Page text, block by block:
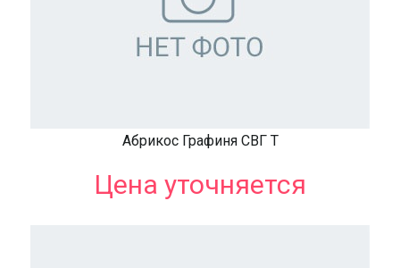
Абрикос Графиня СВГ Т
Цена уточняется